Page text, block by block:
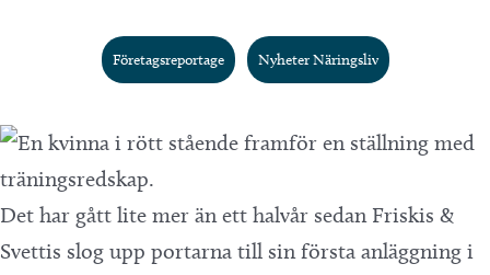
Företagsreportage Nyheter Näringsliv
Det har gått lite mer än ett halvår sedan Friskis &
Svettis slog upp portarna till sin första anläggning i